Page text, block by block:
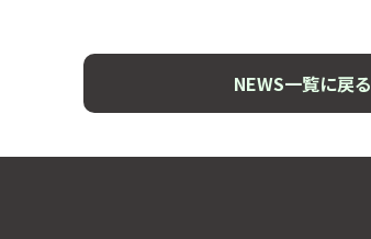
NEWS一覧に戻る